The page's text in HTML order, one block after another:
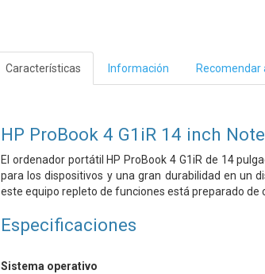
Características Información Recomendar
HP ProBook 4 G1iR 14 inch
El ordenador portátil HP ProBook 4 G1iR de 14
para los dispositivos y una gran durabilidad en un
este equipo repleto de funciones está preparado
Especificaciones
Sistema operativo